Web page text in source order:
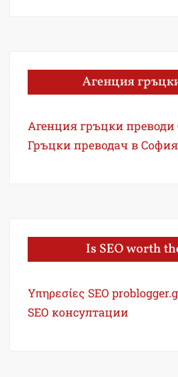
Агенция
Агенция гръцки преводи
Гръцки преводач в София
Is SEO worth
Υπηρεσίες SEO
SEO консултации